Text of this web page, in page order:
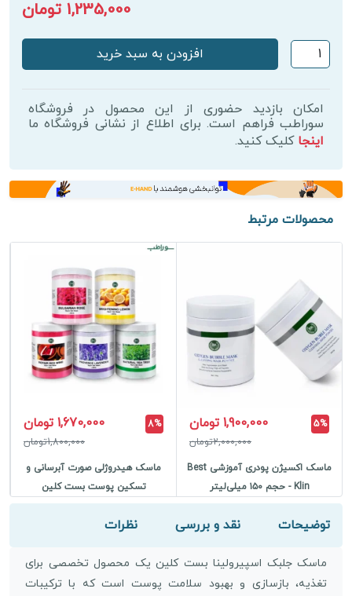
1,235,000 تومان
ماسک
جلبک
آبرسان
بست
کلین
گرم
عدد
افزودن به سبد خرید
امکان بازدید حضوری از این محصول در فروشگاه
سوراطب فراهم است. برای اطلاع از نشانی فروشگاه ما
اینجا کلیک کنید.
محصولات مرتبط
5% 1,900,000 تومان
2,000,000تومان
ماسک اکسیژن پودری آموزشی Best
Klin - حجم ۱۵۰ میلی‌لیتر
8% 1,670,000 تومان
1,800,000تومان
ماسک هیدروژلی صورت آبرسانی و
تسکین پوست بست کلین
توضیحات نقد و بررسی نظرات
ماسک جلبک اسپیرولینا بست کلین یک محصول تخصصی برای
تغذیه، بازسازی و بهبود سلامت پوست است که با ترکیبات